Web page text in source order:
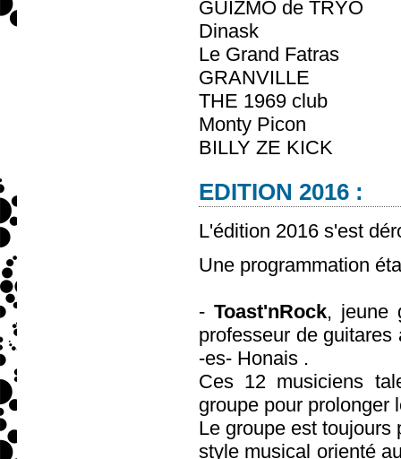
GUIZMO de TRYO
Dinask
Le Grand Fatras
GRANVILLE
THE 1969 club
Monty Picon
BILLY ZE KICK
EDITION 2016 :
L'édition 2016 s'est
Une programmation
- Toast'nRock, jeune
professeur de
-es- Honais .
Ces 12 musiciens
groupe pour prolonger
Le groupe est toujours
style musical orienté